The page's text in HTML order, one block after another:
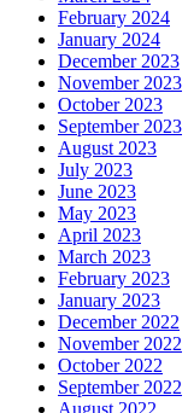
February 2024
January 2024
December 2023
November 2023
October 2023
September 2023
August 2023
July 2023
June 2023
May 2023
April 2023
March 2023
February 2023
January 2023
December 2022
November 2022
October 2022
September 2022
August 2022